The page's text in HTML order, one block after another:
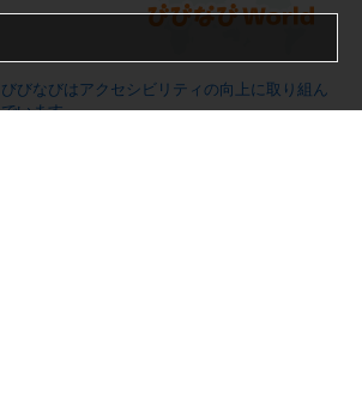
びびなびはアクセシビリティの向上に取り組ん
でいます。